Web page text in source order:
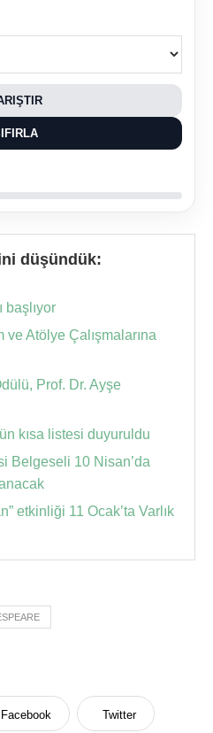
düşündük:
başlıyor
ve Atölye Çalışmalarına
Prof. Dr. Ayşe
kısa listesi duyuruldu
Belgeseli 10 Nisan’da
etkinliği 11 Ocak’ta Varlık
Facebook Twitter